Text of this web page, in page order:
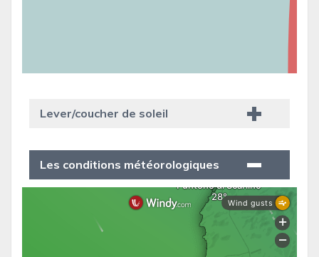
Lever/coucher de soleil
Les conditions météorologiques